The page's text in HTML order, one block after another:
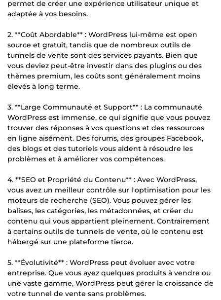
permet de créer une expérience utilisateur unique et
adaptée à vos besoins.
2. **Coût Abordable** : WordPress lui-même est open
source et gratuit, tandis que de nombreux outils de
tunnels de vente sont des services payants. Bien que
vous deviez peut-être investir dans des plugins ou des
thèmes premium, les coûts sont généralement moins
élevés à long terme.
3. **Large Communauté et Support** : La communauté
WordPress est immense, ce qui signifie que vous pouvez
trouver des réponses à vos questions et des ressources
en ligne aisément. Des forums, des groupes Facebook,
des blogs et des tutoriels vous aident à résoudre les
problèmes et à améliorer vos compétences.
4. **SEO et Propriété du Contenu** : Avec WordPress,
vous avez un meilleur contrôle sur l'optimisation pour les
moteurs de recherche (SEO). Vous pouvez gérer les
balises, les catégories, les métadonnées, et créer du
contenu qui vous appartient pleinement. Contrairement
à certains outils de tunnels de vente, où le contenu est
hébergé sur une plateforme tierce.
5. **Évolutivité** : WordPress peut évoluer avec votre
entreprise. Que vous ayez quelques produits à vendre ou
une vaste gamme, WordPress peut gérer la croissance de
votre tunnel de vente sans problèmes.